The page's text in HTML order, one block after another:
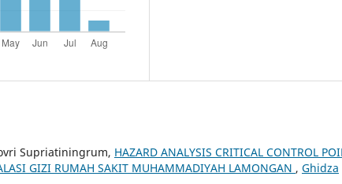
Supriatiningrum, HAZARD ANALYSIS CRITICAL CONTROL
GIZI RUMAH SAKIT MUHAMMADIYAH LAMONGAN , Ghidza